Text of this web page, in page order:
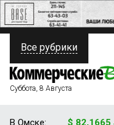
ПОЛИТИКА
ФИНАНСЫ
Все рубрики
Суббота, 8 Августа
В Омске: $ 82,1665